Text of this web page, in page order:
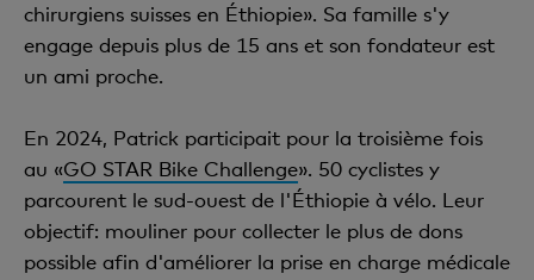
chirurgiens suisses en Éthiopie». Sa famille s'y
engage depuis plus de 15 ans et son fondateur est
un ami proche.
En 2024, Patrick participait pour la troisième fois
au «GO STAR Bike Challenge». 50 cyclistes y
parcourent le sud-ouest de l'Éthiopie à vélo. Leur
objectif: mouliner pour collecter le plus de dons
possible afin d'améliorer la prise en charge médicale